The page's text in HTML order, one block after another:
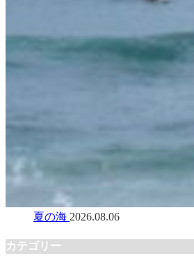
夏の海 2026.08.06
カテゴリー